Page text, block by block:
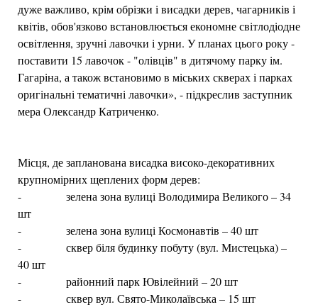
дуже важливо, крім обрізки і висадки дерев, чагарників і
квітів, обов'язково встановлюється економне світлодіодне
освітлення, зручні лавочки і урни. У планах цього року -
поставити 15 лавочок - "олівців" в дитячому парку ім.
Гагаріна, а також встановимо в міських скверах і парках
оригінальні тематичні лавочки», - підкреслив заступник
мера Олександр Катриченко.
Місця, де запланована висадка високо-декоративних
крупномірних щеплених форм дерев:
- зелена зона вулиці Володимира Великого – 34
шт
- зелена зона вулиці Космонавтів – 40 шт
- сквер біля будинку побуту (вул. Мистецька) –
40 шт
- районний парк Ювілейний – 20 шт
- сквер вул. Свято-Миколаївська – 15 шт